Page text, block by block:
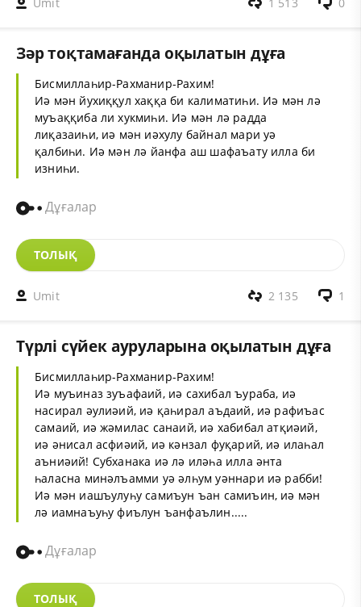
Зәр тоқтамағанда оқылатын дұға
Бисмиллаһир-Рахманир-Рахим!
Иә мән йухиққул хаққа би калиматиһи. Иә мән лә
муъаққиба ли хукмиһи. Иә мән лә радда
лиқазаиһи, иә мән иәхулу байнал мари уә
қалбиһи. Иә мән лә йанфа аш шафаъату илла би
изниһи.
Дұғалар
ТОЛЫҚ
Umit 1
2 135
Түрлі сүйек ауруларына оқылатын дұға
Бисмиллаһир-Рахманир-Рахим!
Иә муъиназ зуъафаий, иә сахибал ъураба, иә
насирал әулиәий, иә қаһирал аъдаий, иә рафиъас
самаий, иә жәмилас санаий, иә хабибал атқиәий,
иә әнисал асфиәий, иә кәнзал фуқарий, иә илаһал
аъниәий! Субханака иә лә иләһа илла әнта
һаласна минәлъамми уә әлһум уәннари иә рабби!
Иә мән иашъулуһу самиъун ъан самиъин, иә мән
лә иамнаъуһу фиълун ъанфаълин.....
Дұғалар
ТОЛЫҚ